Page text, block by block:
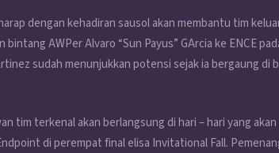
dengan kehadiran sausol akan membantu tim
bintang AWPer Alvaro “Sun Payus” GArcia ke ENCE
sudah menunjukkan potensi sejak ia bergaung di
tim terkenal akan berlangsung di hari – hari yang
di perempat final elisa Invitational Fall.